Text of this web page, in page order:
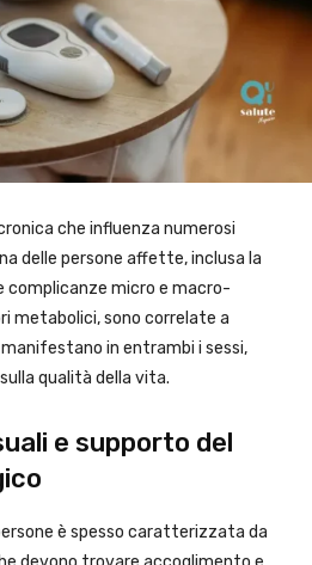
che influenza numerosi
delle persone affette, inclusa la
complicanze micro e macro-
metabolici, sono correlate a
in entrambi i sessi,
qualità della vita.
e supporto del
è spesso caratterizzata da